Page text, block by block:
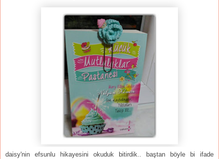
daisy'nin efsunlu hikayesini okuduk bitirdik.. baştan böyle bi ifade